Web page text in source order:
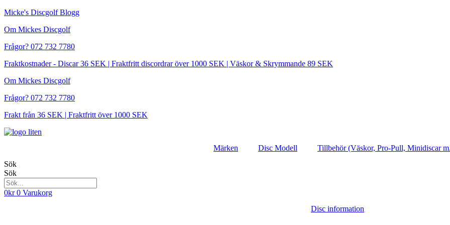
Hoppa
innehåll
Micke's Discgolf Blogg
Om Mickes Discgolf
Frågor? 072 732 7780
Fraktkostnader - Discar 36 SEK | Fraktfritt discordrar över 1000 SEK | Väskor & Skrymmande 89 SEK
Om Mickes Discgolf
Frågor? 072 732 7780
Frakt från 36 SEK | Fraktfritt över 1000 SEK
Märken Disc Modell
Tillbehör (Väskor, Pro-Pull, Minidiscar
Sök
Sök
0kr 0 Varukorg
Disc information